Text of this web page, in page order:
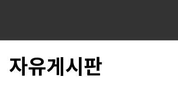
자유게시판